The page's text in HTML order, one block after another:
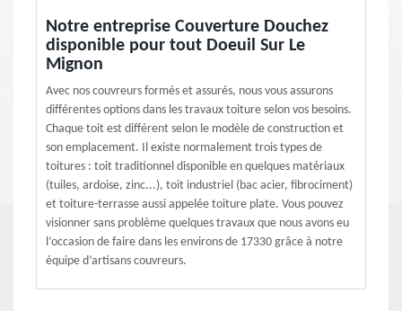
Notre entreprise Couverture Douchez
disponible pour tout Doeuil Sur Le
Mignon
Avec nos couvreurs formés et assurés, nous vous assurons
différentes options dans les travaux toiture selon vos besoins.
Chaque toit est différent selon le modèle de construction et
son emplacement. Il existe normalement trois types de
toitures : toit traditionnel disponible en quelques matériaux
(tuiles, ardoise, zinc...), toit industriel (bac acier, fibrociment)
et toiture-terrasse aussi appelée toiture plate. Vous pouvez
visionner sans problème quelques travaux que nous avons eu
l’occasion de faire dans les environs de 17330 grâce à notre
équipe d’artisans couvreurs.